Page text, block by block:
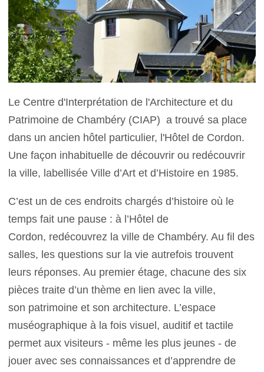
Le Centre d'Interprétation de l'Architecture et du
Patrimoine de Chambéry (CIAP) a trouvé sa place
dans un ancien hôtel particulier, l'Hôtel de Cordon.
Une façon inhabituelle de découvrir ou redécouvrir
la ville, labellisée Ville d’Art et d’Histoire en 1985.
C’est un de ces endroits chargés d’histoire où le
temps fait une pause : à l’Hôtel de
Cordon, redécouvrez la ville de Chambéry. Au fil des
salles, les questions sur la vie autrefois trouvent
leurs réponses. Au premier étage, chacune des six
pièces traite d’un thème en lien avec la ville,
son patrimoine et son architecture. L’espace
muséographique à la fois visuel, auditif et tactile
permet aux visiteurs - même les plus jeunes - de
jouer avec ses connaissances et d’apprendre de